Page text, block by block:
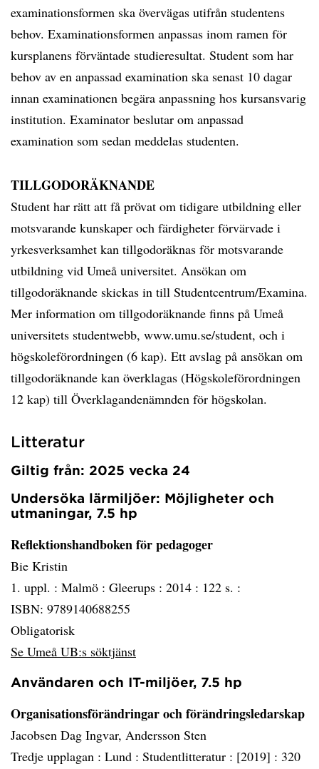
examinationsformen ska övervägas utifrån studentens
behov. Examinationsformen anpassas inom ramen för
kursplanens förväntade studieresultat. Student som har
behov av en anpassad examination ska senast 10 dagar
innan examinationen begära anpassning hos kursansvarig
institution. Examinator beslutar om anpassad
examination som sedan meddelas studenten.
TILLGODORÄKNANDE
Student har rätt att få prövat om tidigare utbildning eller
motsvarande kunskaper och färdigheter förvärvade i
yrkesverksamhet kan tillgodoräknas för motsvarande
utbildning vid Umeå universitet. Ansökan om
tillgodoräknande skickas in till Studentcentrum/Examina.
Mer information om tillgodoräknande finns på Umeå
universitets studentwebb, www.umu.se/student, och i
högskoleförordningen (6 kap). Ett avslag på ansökan om
tillgodoräknande kan överklagas (Högskoleförordningen
12 kap) till Överklagandenämnden för högskolan.
Litteratur
Giltig från: 2025 vecka 24
Undersöka lärmiljöer: Möjligheter och
utmaningar, 7.5 hp
Reflektionshandboken för pedagoger
Bie Kristin
1. uppl. : Malmö : Gleerups : 2014 : 122 s. :
ISBN: 9789140688255
Obligatorisk
Se Umeå UB:s söktjänst
Användaren och IT-miljöer, 7.5 hp
Organisationsförändringar och förändringsledarskap
Jacobsen Dag Ingvar, Andersson Sten
Tredje upplagan : Lund : Studentlitteratur : [2019] : 320